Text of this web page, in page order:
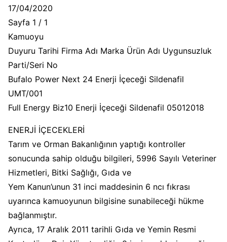
17/04/2020
Sayfa 1 / 1
Kamuoyu
Duyuru Tarihi Firma Adı Marka Ürün Adı Uygunsuzluk
Parti/Seri No
Bufalo Power Next 24 Enerji İçeceği Sildenafil
UMT/001
Full Energy Biz10 Enerji İçeceği Sildenafil 05012018
ENERJİ İÇECEKLERİ
Tarım ve Orman Bakanlığının yaptığı kontroller
sonucunda sahip olduğu bilgileri, 5996 Sayılı Veteriner
Hizmetleri, Bitki Sağlığı, Gıda ve
Yem Kanun’unun 31 inci maddesinin 6 ncı fıkrası
uyarınca kamuoyunun bilgisine sunabileceği hükme
bağlanmıştır.
Ayrıca, 17 Aralık 2011 tarihli Gıda ve Yemin Resmi